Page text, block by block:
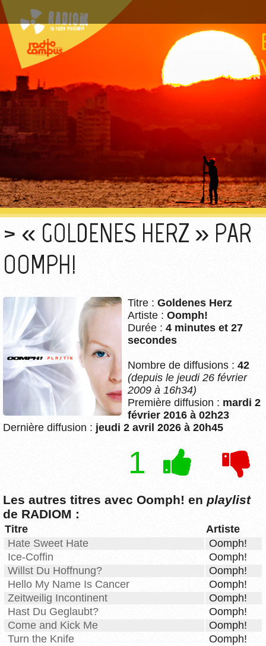
« GOLDENES HERZ » PAR
OOMPH!
Titre : Goldenes Herz
Artiste : Oomph!
Durée : 4 minutes et 27
secondes
Nombre de diffusions : 42
(depuis le jeudi 26 février
2009 à 16h34)
Première diffusion : mardi 2
février 2016 à 02h23
Dernière diffusion : jeudi 2 avril 2026 à 20h45
1
Les autres titres avec Oomph! en playlist
de RADIOM :
Titre
Artiste
Hate Sweet Hate
Oomph!
Ice-Coffin
Oomph!
Willst Du Hoffnung?
Oomph!
Hello My Name Is Cancer
Oomph!
Zeitweilig Incontinent
Oomph!
Hast Du Geglaubt?
Oomph!
Come and Kick Me
Oomph!
Turn the Knife
Oomph!